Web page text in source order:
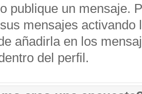
publique un mensaje.
mensajes
añadirla en los
del perfil.